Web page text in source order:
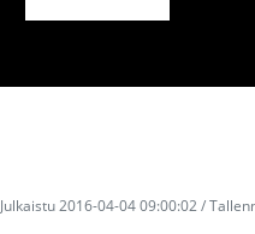
Julkaistu 2016-04-04 09:00:02 /